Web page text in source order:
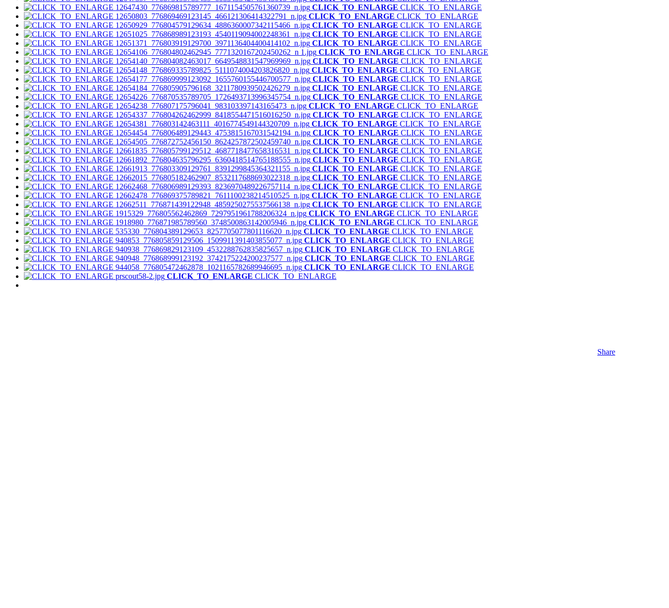
CLICK_TO_ENLARGE CLICK_TO_ENLARGE
CLICK_TO_ENLARGE CLICK_TO_ENLARGE
CLICK_TO_ENLARGE CLICK_TO_ENLARGE
CLICK_TO_ENLARGE CLICK_TO_ENLARGE
CLICK_TO_ENLARGE CLICK_TO_ENLARGE
CLICK_TO_ENLARGE CLICK_TO_ENLARGE
CLICK_TO_ENLARGE CLICK_TO_ENLARGE
CLICK_TO_ENLARGE CLICK_TO_ENLARGE
CLICK_TO_ENLARGE CLICK_TO_ENLARGE
CLICK_TO_ENLARGE CLICK_TO_ENLARGE
CLICK_TO_ENLARGE CLICK_TO_ENLARGE
CLICK_TO_ENLARGE CLICK_TO_ENLARGE
CLICK_TO_ENLARGE CLICK_TO_ENLARGE
CLICK_TO_ENLARGE CLICK_TO_ENLARGE
CLICK_TO_ENLARGE CLICK_TO_ENLARGE
CLICK_TO_ENLARGE CLICK_TO_ENLARGE
CLICK_TO_ENLARGE CLICK_TO_ENLARGE
CLICK_TO_ENLARGE CLICK_TO_ENLARGE
CLICK_TO_ENLARGE CLICK_TO_ENLARGE
CLICK_TO_ENLARGE CLICK_TO_ENLARGE
CLICK_TO_ENLARGE CLICK_TO_ENLARGE
CLICK_TO_ENLARGE CLICK_TO_ENLARGE
CLICK_TO_ENLARGE CLICK_TO_ENLARGE
CLICK_TO_ENLARGE CLICK_TO_ENLARGE
CLICK_TO_ENLARGE CLICK_TO_ENLARGE
CLICK_TO_ENLARGE CLICK_TO_ENLARGE
CLICK_TO_ENLARGE CLICK_TO_ENLARGE
CLICK_TO_ENLARGE CLICK_TO_ENLARGE
CLICK_TO_ENLARGE CLICK_TO_ENLARGE
CLICK_TO_ENLARGE CLICK_TO_ENLARGE
CLICK_TO_ENLARGE CLICK_TO_ENLARGE
Share